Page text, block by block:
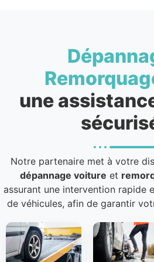
une
Notre partenaire met à votre
dépannage voiture et
assurant une intervention rapide
de véhicules, afin de garantir